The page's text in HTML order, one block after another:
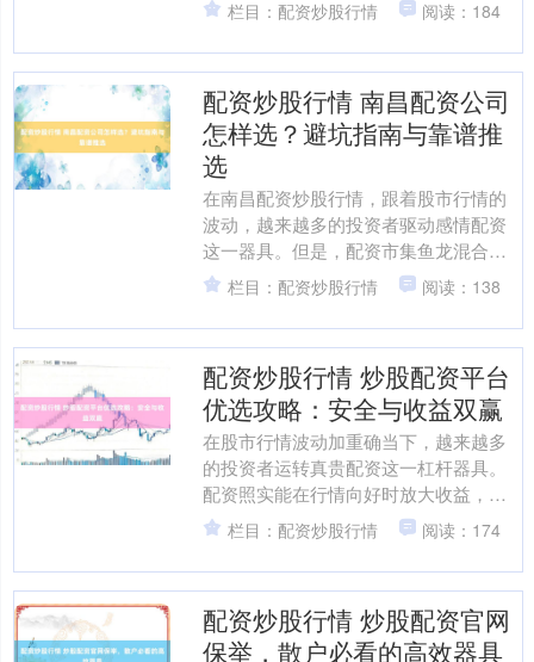
颈。佳木斯股票配资以其腹....
栏目：配资炒股行情 阅读：184
配资炒股行情 南昌配资公司
怎样选？避坑指南与靠谱推
选
在南昌配资炒股行情，跟着股市行情的
波动，越来越多的投资者驱动感情配资
这一器具。但是，配资市集鱼龙混合，
遴荐失当不仅可能损失本金，还可能堕
入法律纠纷。那么，南昌配....
栏目：配资炒股行情 阅读：138
配资炒股行情 炒股配资平台
优选攻略：安全与收益双赢
在股市行情波动加重确当下，越来越多
的投资者运转真贵配资这一杠杆器具。
配资照实能在行情向好时放大收益，但
若选错平台，本金安全便无从谈起。如
安在繁多配资平台中找到安....
栏目：配资炒股行情 阅读：174
配资炒股行情 炒股配资官网
保举，散户必看的高效器具